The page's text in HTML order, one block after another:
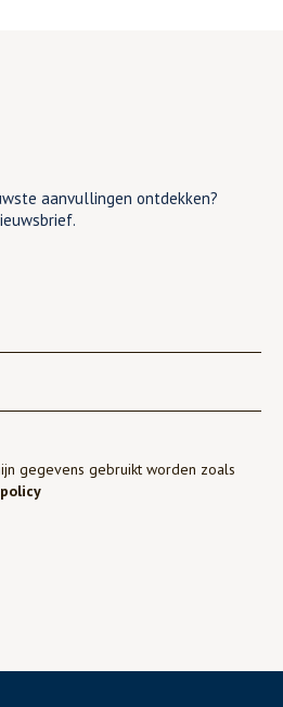
aanvullingen ontdekken?
gegevens gebruikt worden zoals